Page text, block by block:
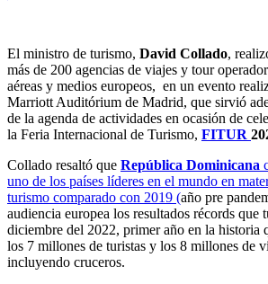
El ministro de turismo, David Collado,
más de 200 agencias de viajes y tour
aéreas y medios europeos, en un evento
Marriott Auditórium de Madrid, que sirvió
de la agenda de actividades en ocasión de
la Feria Internacional de Turismo, FITUR
Collado resaltó que República Dominicana
uno de los países líderes en el mundo en
turismo comparado con 2019 (año pre
audiencia europea los resultados récords que
diciembre del 2022, primer año en la historia
los 7 millones de turistas y los 8 millones de
incluyendo cruceros.